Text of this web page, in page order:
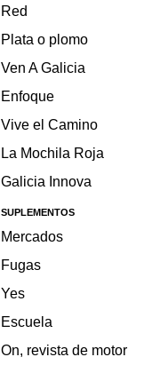
Red
Plata o plomo
Ven A Galicia
Enfoque
Vive el Camino
La Mochila Roja
Galicia Innova
SUPLEMENTOS
Mercados
Fugas
Yes
Escuela
On, revista de motor